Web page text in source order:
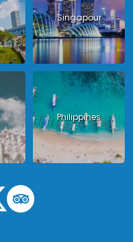
Singapour
Philippines